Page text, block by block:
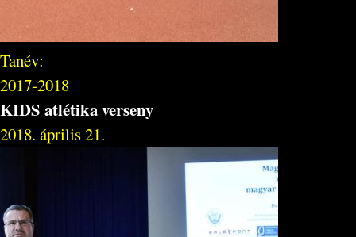
Tanév:
2017-2018
KIDS atlétika verseny
2018. április 21.